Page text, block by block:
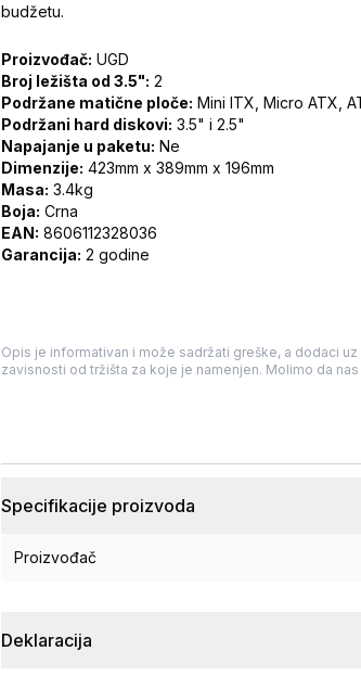
budžetu.
Proizvođač: UGD
Broj ležišta od 3.5": 2
Podržane matične ploče: Mini ITX, Micro ATX,
Podržani hard diskovi: 3.5" i 2.5"
Napajanje u paketu: Ne
Dimenzije: 423mm x 389mm x 196mm
Masa: 3.4kg
Boja: Crna
EAN: 8606112328036
Garancija: 2 godine
Opis je informativan i može sadržati greške, a dodaci
zavisnosti od tržišta za koje je namenjen. Molimo da
Specifikacije proizvoda
Proizvođač
Deklaracija